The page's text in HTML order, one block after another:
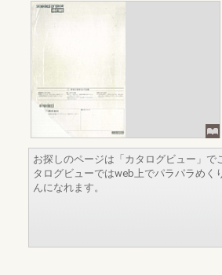
お探しのページは「カタログビュー」で
タログビューではweb上でパラパラめく
んになれます。